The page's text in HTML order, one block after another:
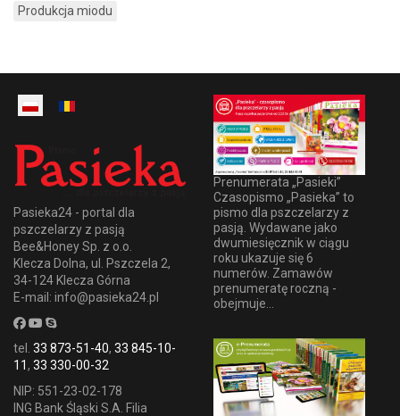
Produkcja miodu
Pasieka24 - portal dla
pszczelarzy z pasją
Bee&Honey Sp. z o.o.
Klecza Dolna, ul. Pszczela 2,
34-124 Klecza Górna
E-mail: info@pasieka24.pl
tel. 33 873-51-40, 33 845-10-
11, 33 330-00-32
NIP: 551-23-02-178
ING Bank Śląski S.A. Filia
Prenumerata „Pasieki”
Czasopismo „Pasieka” to
pismo dla pszczelarzy z
pasją. Wydawane jako
dwumiesięcznik w ciągu
roku ukazuje się 6
numerów. Zamawów
prenumeratę roczną -
obejmuje...